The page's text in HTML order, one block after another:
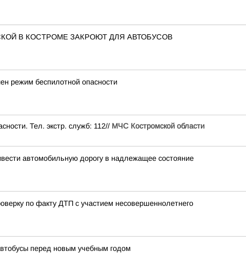
В КОСТРОМЕ ЗАКРОЮТ ДЛЯ АВТОБУСОВ
режим беспилотной опасности
Тел. экстр. служб: 112// МЧС Костромской области
автомобильную дорогу в надлежащее состояние
по факту ДТП с участием несовершеннолетнего
перед новым учебным годом